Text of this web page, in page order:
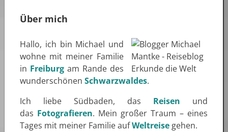
Über mich
Hallo, ich bin Michael und
wohne mit meiner Familie
in Freiburg am Rande des
wunderschönen Schwarzwaldes.
Ich liebe Südbaden, das Reisen und
das Fotografieren. Mein großer Traum – eines
Tages mit meiner Familie aufWeltreise gehen.